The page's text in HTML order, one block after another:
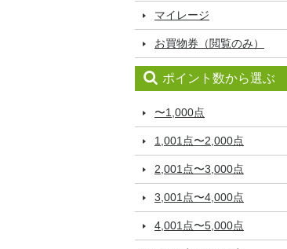
マイレージ
お買物券（閲覧のみ）
ポイント数から選ぶ
〜1,000点
1,001点〜2,000点
2,001点〜3,000点
3,001点〜4,000点
4,001点〜5,000点